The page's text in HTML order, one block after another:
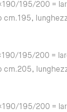
195/200 =
cm.195,
195/200 =
cm.205,
195/200 =